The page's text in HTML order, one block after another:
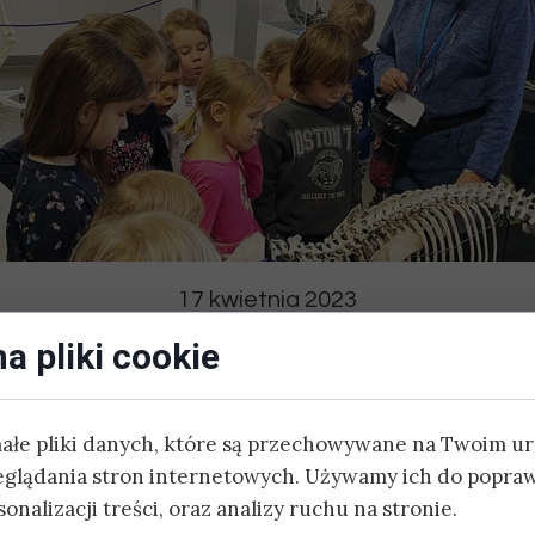
17 kwietnia 2023
była dobrą okazją, żeby porozmawiać o różnych
to bardzo przyjazne małpy i lubią się
DODATKOWE:
ZAJĘCIA SPORTOWE
JĘZYK HISZPAŃSKI
JĘZYK CHIŃSKI
BASEN
pliki cookie
pliki danych, które są przechowywane na Twoim
stron internetowych. Używamy ich do
treści, oraz analizy ruchu na stronie.